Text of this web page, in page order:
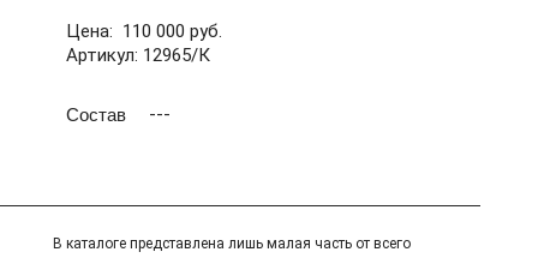
Цена: 110 000 руб.
Артикул: 12965/К
Состав ---
В каталоге представлена лишь малая часть от всего